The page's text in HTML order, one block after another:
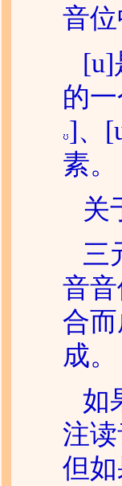
音位
[u]
的
]、
素。
关
三
音
合
成。
如
注
但